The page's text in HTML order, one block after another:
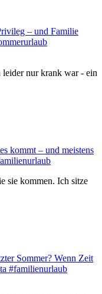
– und Familie
leider nur krank war - ein
kommt – und meistens
sie kommen. Ich sitze
Sommer? Wenn Zeit
#familienurlaub